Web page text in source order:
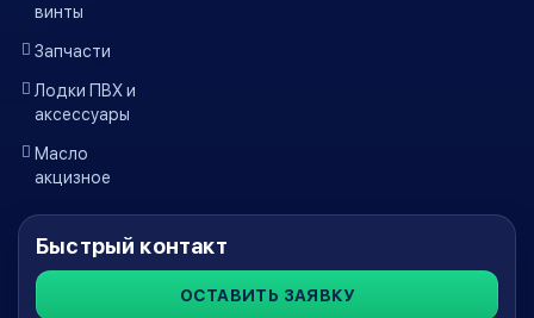
винты
Запчасти
Лодки ПВХ и
аксессуары
Масло
акцизное
Быстрый контакт
ОСТАВИТЬ ЗАЯВКУ